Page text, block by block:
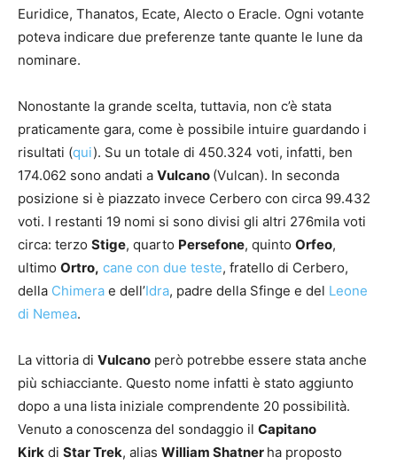
Euridice, Thanatos, Ecate, Alecto o Eracle. Ogni votante
poteva indicare due preferenze tante quante le lune da
nominare.
Nonostante la grande scelta, tuttavia, non c’è stata
praticamente gara, come è possibile intuire guardando i
risultati (qui). Su un totale di 450.324 voti, infatti, ben
174.062 sono andati a Vulcano (Vulcan). In seconda
posizione si è piazzato invece Cerbero con circa 99.432
voti. I restanti 19 nomi si sono divisi gli altri 276mila voti
circa: terzo Stige, quarto Persefone, quinto Orfeo,
ultimo Ortro, cane con due teste, fratello di Cerbero,
della Chimera e dell’Idra, padre della Sfinge e del Leone
di Nemea.
La vittoria di Vulcano però potrebbe essere stata anche
più schiacciante. Questo nome infatti è stato aggiunto
dopo a una lista iniziale comprendente 20 possibilità.
Venuto a conoscenza del sondaggio il Capitano
Kirk di Star Trek, alias William Shatner ha proposto